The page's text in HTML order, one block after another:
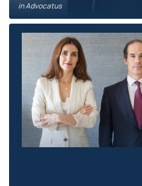
in Advocatus